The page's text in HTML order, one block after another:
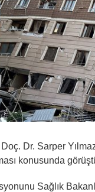
Doç. Dr. Sarper
konusunda
Sağlık